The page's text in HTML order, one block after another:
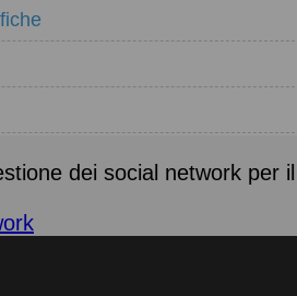
dei social network per il